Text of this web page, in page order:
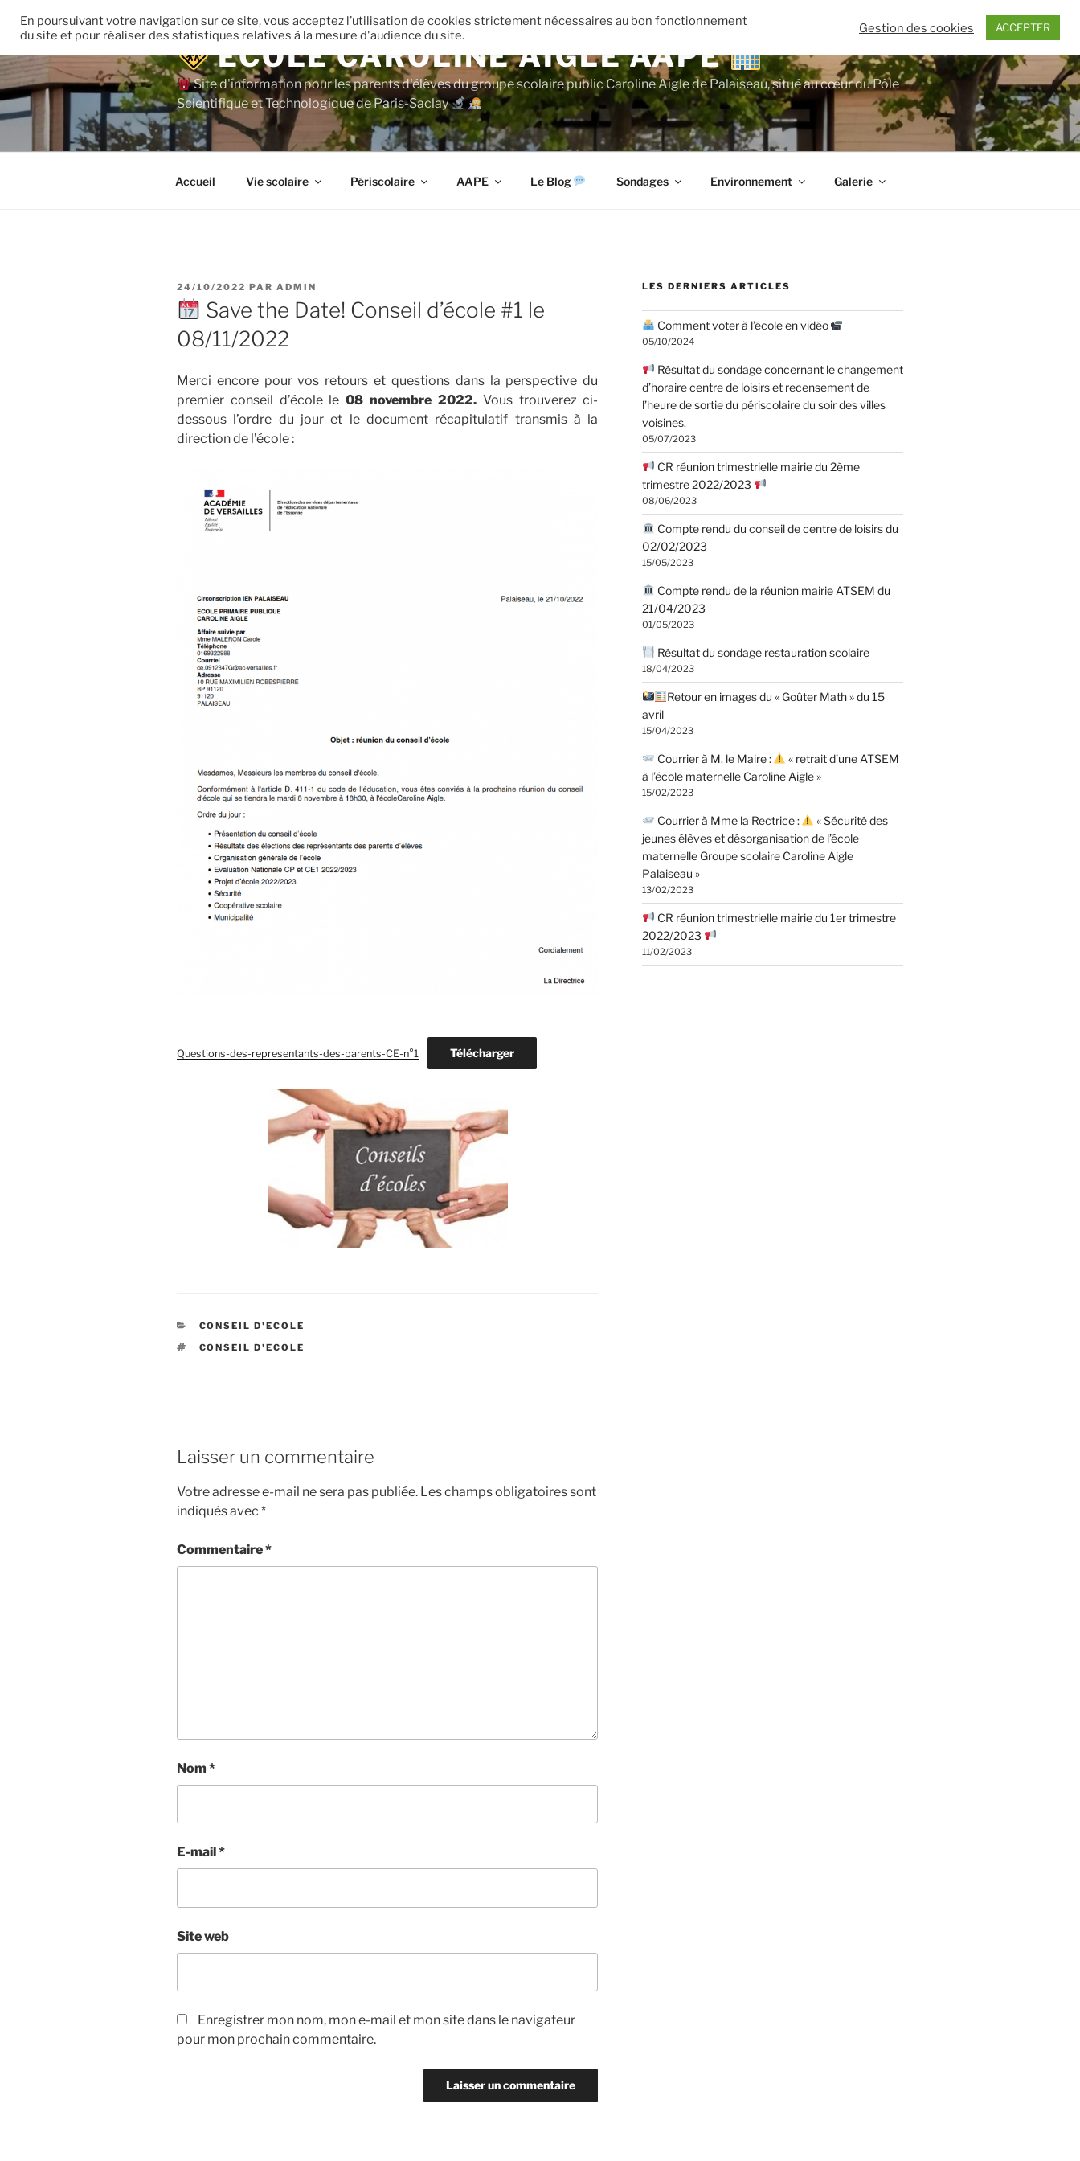
principal
ECOLE CAROLINE AIGLE AAPE
Site d'information pour les parents d'élèves du groupe scolaire public Caroline Aigle de Palaiseau, situé au cœur du Pôle
Scientifique et Technologique de Paris-Saclay
Accueil Vie scolaire Périscolaire AAPE Le Blog Sondages Environnement Galerie
PUBLIÉ
LE
24/10/2022 PAR ADMIN
Save the Date! Conseil d’école #1 le
08/11/2022
Merci encore pour vos retours et questions dans la perspective du
premier conseil d’école le08 novembre 2022.Vous trouverez ci-
dessous l’ordre du jour et le document récapitulatif transmis à la
direction de l’école :
Questions-des-representants-des-parents-CE-n°1 Télécharger
CATÉGORIES
CONSEIL D'ECOLE
ÉTIQUETTES
CONSEIL D'ECOLE
Laisser un commentaire
Votre adresse e-mail ne sera pas publiée. Les champs obligatoires sont
indiqués avec *
Commentaire*
Nom *
E-mail *
Site web
Enregistrer mon nom, mon e-mail et mon site dans le navigateur
pour mon prochain commentaire.
LES DERNIERS ARTICLES
Comment voter à l’école en vidéo
05/10/2024
Résultat du sondage concernant le changement
d’horaire centre de loisirs et recensement de
l’heure de sortie du périscolaire du soir des villes
voisines.
05/07/2023
CR réunion trimestrielle mairie du 2ème
trimestre 2022/2023
08/06/2023
Compte rendu du conseil de centre de loisirs du
02/02/2023
15/05/2023
Compte rendu de la réunion mairie ATSEM du
21/04/2023
01/05/2023
Résultat du sondage restauration scolaire
18/04/2023
Retour en images du « Goûter Math » du 15
avril
15/04/2023
Courrier à M. le Maire :
« retrait d’une ATSEM
à l’école maternelle Caroline Aigle »
15/02/2023
Courrier à Mme la Rectrice :
« Sécurité des
jeunes élèves et désorganisation de l’école
maternelle Groupe scolaire Caroline Aigle
Palaiseau »
13/02/2023
CR réunion trimestrielle mairie du 1er trimestre
2022/2023
11/02/2023
En poursuivant votre navigation sur ce site, vous acceptez l’utilisation de cookies strictement nécessaires au bon fonctionnement
du site et pour réaliser des statistiques relatives à la mesure d'audience du site.
Gestion des cookies ACCEPTER